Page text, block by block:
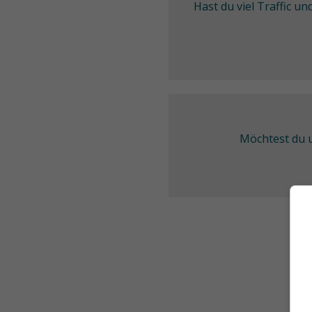
Hast du viel Traffic
Möchtest du